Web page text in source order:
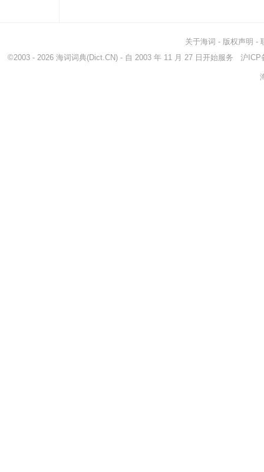
关于海词 - 版权声明 -
©2003 - 2026 海词词典(Dict.CN) - 自 2003 年 11 月 27 日开始服务 沪ICP